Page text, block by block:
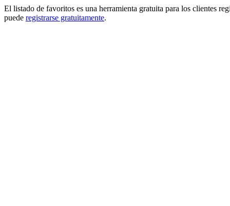
El listado de favoritos es una herramienta gratuita para los clientes
puede registrarse gratuitamente.